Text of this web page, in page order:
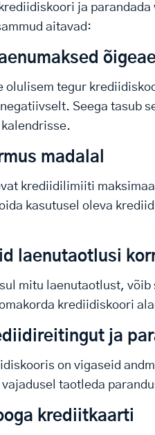
ja
aitavad:
olulisem tegur
Seega tasub
madalal
krediidilimiiti
kasutusel oleva
laenutaotlusi
mitu laenutaotlust,
krediidiskoori
ja
on vigaseid
taotleda
krediitkaarti